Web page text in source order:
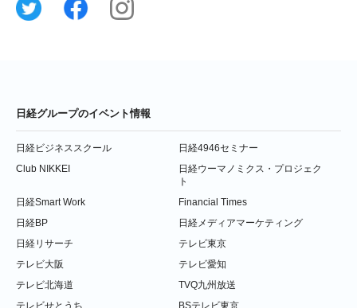
日経グループのイベント情報
日経ビジネススクール
日経4946セミナー
Club NIKKEI
日経ウーマノミクス・プロジェク
ト
日経Smart Work
Financial Times
日経BP
日経メディアマーケティング
日経リサーチ
テレビ東京
テレビ大阪
テレビ愛知
テレビ北海道
TVQ九州放送
テレビせとうち
BSテレビ東京